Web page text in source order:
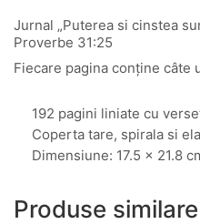
Jurnal „Puterea si cinstea
Proverbe 31:25
Fiecare pagina conține câte
192 pagini liniate cu
Coperta tare, spirala si
Dimensiune: 17.5 x 21.8
Produse similare